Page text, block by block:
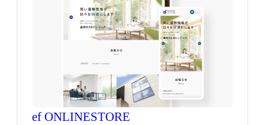
ef ONLINESTORE